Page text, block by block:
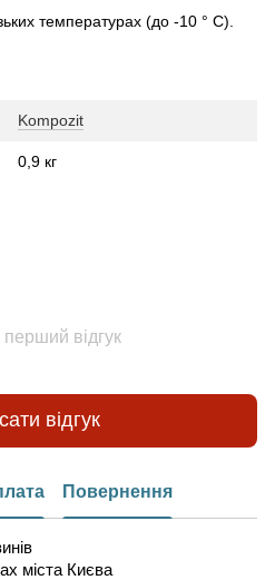
температурах (до -10 ° С).
Kompozit
0,9 кг
відгук
відгук
Повернення
міста Києва